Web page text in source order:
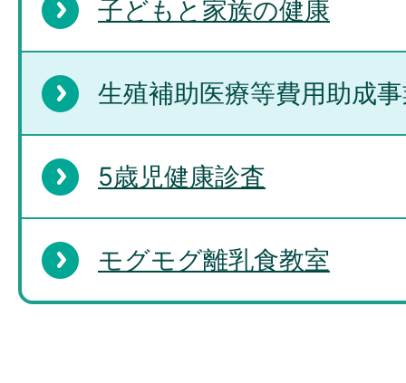
子どもと家族の健康
生殖補助医療等費用助成
5歳児健康診査
モグモグ離乳食教室